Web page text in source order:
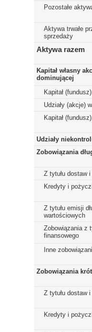
Pozostałe
Aktywa trwałe
sprzedaży
Aktywa razem
Kapitał własny
dominującej
Kapitał
Udziały (akcje)
Kapitał
Udziały
Zobowiązania
Z tytułu dostaw i
Kredyty i
Z tytułu emisji
wartościowych
Zobowiązania z
finansowego
Inne
Zobowiązania
Z tytułu dostaw i
Kredyty i